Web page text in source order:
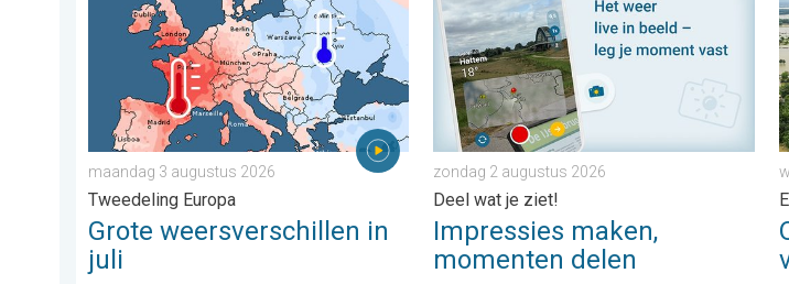
maandag 3 augustus 2026
Tweedeling Europa
Grote weersverschillen in
juli
zondag 2 augustus 2026
Deel wat je ziet!
Impressies maken,
momenten delen